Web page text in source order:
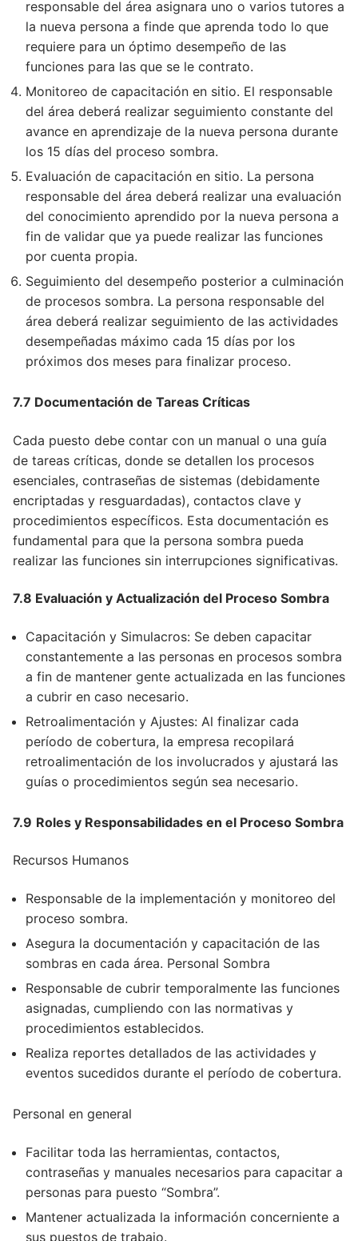
responsable del área asignara uno o varios tutores a
la nueva persona a finde que aprenda todo lo que
requiere para un óptimo desempeño de las
funciones para las que se le contrato.
Monitoreo de capacitación en sitio. El responsable
del área deberá realizar seguimiento constante del
avance en aprendizaje de la nueva persona durante
los 15 días del proceso sombra.
Evaluación de capacitación en sitio. La persona
responsable del área deberá realizar una evaluación
del conocimiento aprendido por la nueva persona a
fin de validar que ya puede realizar las funciones
por cuenta propia.
Seguimiento del desempeño posterior a culminación
de procesos sombra. La persona responsable del
área deberá realizar seguimiento de las actividades
desempeñadas máximo cada 15 días por los
próximos dos meses para finalizar proceso.
7.7 Documentación de Tareas Críticas
Cada puesto debe contar con un manual o una guía
de tareas críticas, donde se detallen los procesos
esenciales, contraseñas de sistemas (debidamente
encriptadas y resguardadas), contactos clave y
procedimientos específicos. Esta documentación es
fundamental para que la persona sombra pueda
realizar las funciones sin interrupciones significativas.
7.8 Evaluación y Actualización del Proceso Sombra
Capacitación y Simulacros: Se deben capacitar
constantemente a las personas en procesos sombra
a fin de mantener gente actualizada en las funciones
a cubrir en caso necesario.
Retroalimentación y Ajustes: Al finalizar cada
período de cobertura, la empresa recopilará
retroalimentación de los involucrados y ajustará las
guías o procedimientos según sea necesario.
7.9 Roles y Responsabilidades en el Proceso Sombra
Recursos Humanos
Responsable de la implementación y monitoreo del
proceso sombra.
Asegura la documentación y capacitación de las
sombras en cada área. Personal Sombra
Responsable de cubrir temporalmente las funciones
asignadas, cumpliendo con las normativas y
procedimientos establecidos.
Realiza reportes detallados de las actividades y
eventos sucedidos durante el período de cobertura.
Personal en general
Facilitar toda las herramientas, contactos,
contraseñas y manuales necesarios para capacitar a
personas para puesto “Sombra”.
Mantener actualizada la información concerniente a
sus puestos de trabajo.